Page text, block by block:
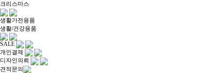
크리스마스
생활가전용품
생활/건강용품
SALE
개인결제
디자인의뢰
견적문의